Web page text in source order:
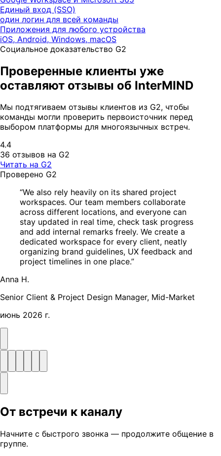
Единый вход (SSO)
один логин для всей команды
Приложения для любого устройства
iOS, Android, Windows, macOS
Социальное доказательство G2
Проверенные клиенты уже
оставляют отзывы об InterMIND
Мы подтягиваем отзывы клиентов из G2, чтобы
команды могли проверить первоисточник перед
выбором платформы для многоязычных встреч.
4.4
36 отзывов на G2
Читать на G2
Проверено G2
“We also rely heavily on its shared project
workspaces. Our team members collaborate
across different locations, and everyone can
stay updated in real time, check task progress
and add internal remarks freely. We create a
dedicated workspace for every client, neatly
organizing brand guidelines, UX feedback and
project timelines in one place.”
Anna H.
Senior Client & Project Design Manager, Mid-Market
июнь 2026 г.
От встречи к каналу
Начните с быстрого звонка — продолжите общение в
группе.